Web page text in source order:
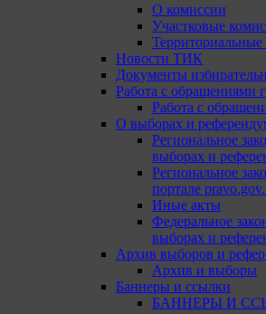
О комиссии
Участковые
Новости ТИК
Документы
Работа с обращениями
Работа с
О выборах и
Региональное
выборах и
Региональное
портале
Иные акты
Федеральное
выборах и
Архив выборов и
Архив и выборы
Баннеры и ссылки
БАННЕРЫ И